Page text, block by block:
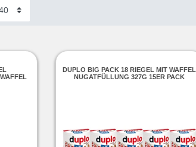
DUPLO BIG PACK 18 RIEGEL MIT WAFFEL
NUGATFÜLLUNG 327G 15ER PACK